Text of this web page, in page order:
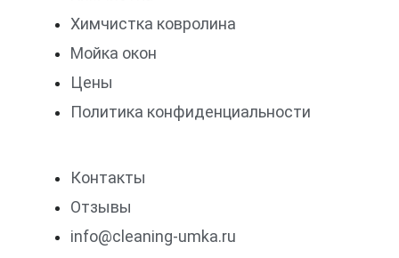
Химчистка ковролина
Мойка окон
Цены
Политика конфиденциальности
Контакты
Отзывы
info@cleaning-umka.ru